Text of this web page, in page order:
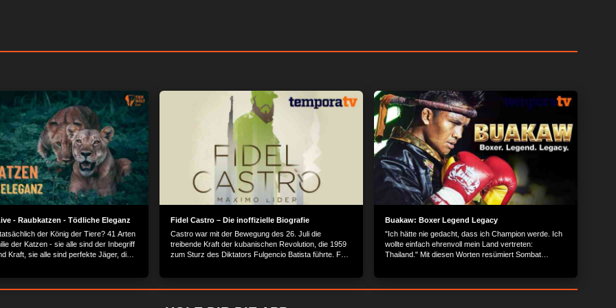
- Raubkatzen - Tödliche Eleganz
der König der Tiere? 41 Arten
der Katzen - sie alle sind der Inbegriff
Kraft, sie alle sind perfekte Jäger, die
Fidel Castro – Die inoffizielle Biografie
Castro war mit der Bewegung des 26. Juli die
treibende Kraft der kubanischen Revolution, die 1959
zum Sturz des Diktators Fulgencio Batista führte. Fast
Errungenschaften zählen die Alphabetisierung und die
Buakaw: Boxer Legend Legacy
"Ich hätte nie gedacht, dass ich Champion werde. Ich
wollte einfach ehrenvoll mein Land vertreten:
Thailand." Mit diesen Worten resümiert Sombat